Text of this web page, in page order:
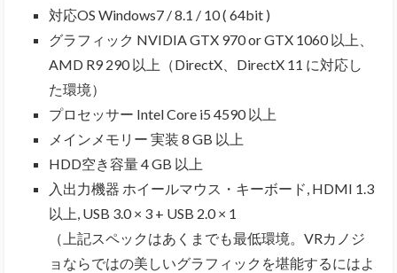
対応OS Windows7 / 8.1 / 10 ( 64bit )
グラフィック NVIDIA GTX 970 or GTX 1060 以上、
AMD R9 290 以上（DirectX、DirectX 11 に対応し
た環境）
プロセッサー Intel Core i5 4590 以上
メインメモリー 実装 8 GB 以上
HDD空き容量 4 GB 以上
入出力機器 ホイールマウス・キーボード, HDMI 1.3
以上, USB 3.0 × 3 + USB 2.0 × 1
（上記スペックはあくまでも最低環境。VRカノジ
ョならではの美しいグラフィックを堪能するにはよ